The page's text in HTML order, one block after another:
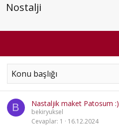
Nostalji
B Nastaljik maket Patosum :)
bekiryuksel
Cevaplar 1 16.12.2024